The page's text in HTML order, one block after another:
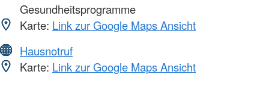
Gesundheitsprogramme
Karte: Link zur Google Maps Ansicht
Hausnotruf
Karte: Link zur Google Maps Ansicht